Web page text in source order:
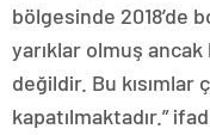
bölgesinde 2018’de
yarıklar olmuş
değildir. Bu
kapatılmaktadır.”